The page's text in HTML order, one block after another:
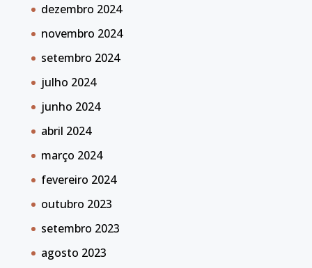
dezembro 2024
novembro 2024
setembro 2024
julho 2024
junho 2024
abril 2024
março 2024
fevereiro 2024
outubro 2023
setembro 2023
agosto 2023